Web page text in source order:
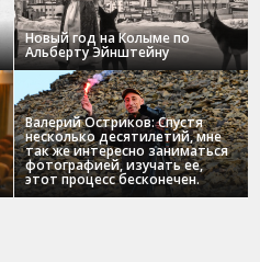
Новый год на Колыме по
Альберту Эйнштейну
Валерий Остриков: Спустя
несколько десятилетий, мне
так же интересно заниматься
фотографией, изучать ее,
этот процесс бесконечен.